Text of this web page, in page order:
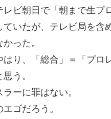
レビ朝日で「朝まで生プ
ていたが、テレビ局を含
った。
はり、「総合」＝「プロ
う。
ーに罪はない。
ゴだろう。